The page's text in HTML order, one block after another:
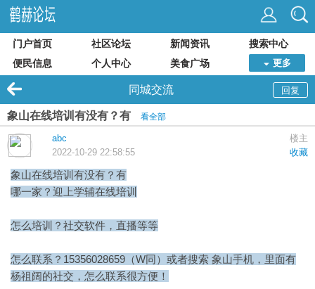
门户首页 社区论坛 新闻资讯
搜索中心
便民信息
个人中心 美食广场 更多
回复
同城交流
象山在线培训有没有？有 看全部
楼主
abc
收藏
2022-10-29 22:58:55
象山在线培训有没有？有
哪一家？ 迎上学辅在线培训
怎么培训？社交软件，直播等等
怎么联系？15356028659（W同）或者搜索 象山手机 ，里面有
杨祖阔的社交，怎么联系很方便！